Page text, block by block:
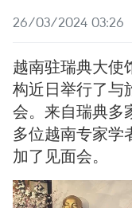
26/03/2024 03:26
越南驻瑞典大使
构近日举行了与
会。来自瑞典多
多位越南专家学
加了见面会。